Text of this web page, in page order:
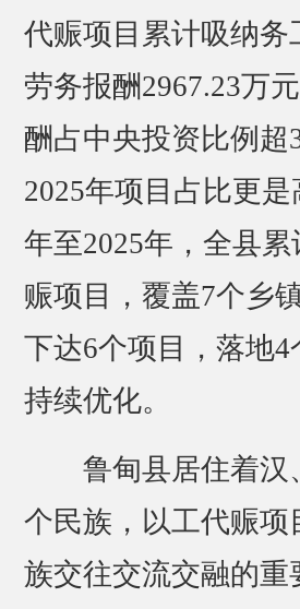
代赈项目累计吸纳务
劳务报酬2967.23万
酬占中央投资比例超
2025年项目占比更是
年至2025年，全县
赈项目，覆盖7个乡
下达6个项目，落地
持续优化。
鲁甸县居住着汉
个民族，以工代赈
族交往交流交融的